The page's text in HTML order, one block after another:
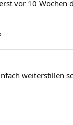
vor 10 Wochen
weiterstillen